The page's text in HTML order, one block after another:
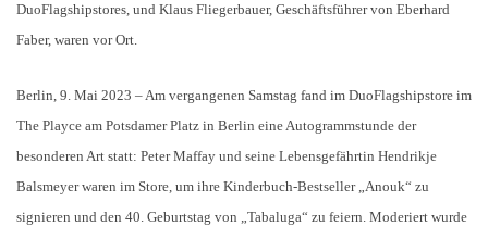
DuoFlagshipstores, und Klaus Fliegerbauer, Geschäftsführer von Eberhard
Faber, waren vor Ort.
Berlin, 9. Mai 2023 – Am vergangenen Samstag fand im DuoFlagshipstore im
The Playce am Potsdamer Platz in Berlin eine Autogrammstunde der
besonderen Art statt: Peter Maffay und seine Lebensgefährtin Hendrikje
Balsmeyer waren im Store, um ihre Kinderbuch-Bestseller „Anouk“ zu
signieren und den 40. Geburtstag von „Tabaluga“ zu feiern. Moderiert wurde